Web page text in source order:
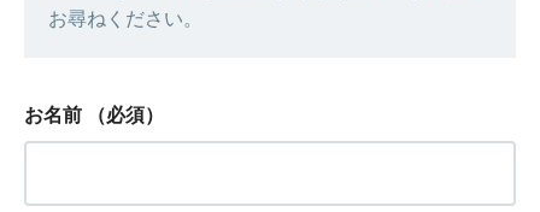
お尋ねください。
お名前 （必須）